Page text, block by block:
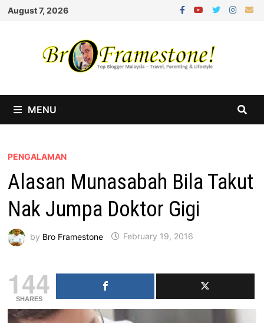
Skip
August 7, 2026
MENU
PENGALAMAN
Alasan Munasabah Bila Takut
Nak Jumpa Doktor Gigi
by Bro Framestone February 19, 2016
144
SHARES